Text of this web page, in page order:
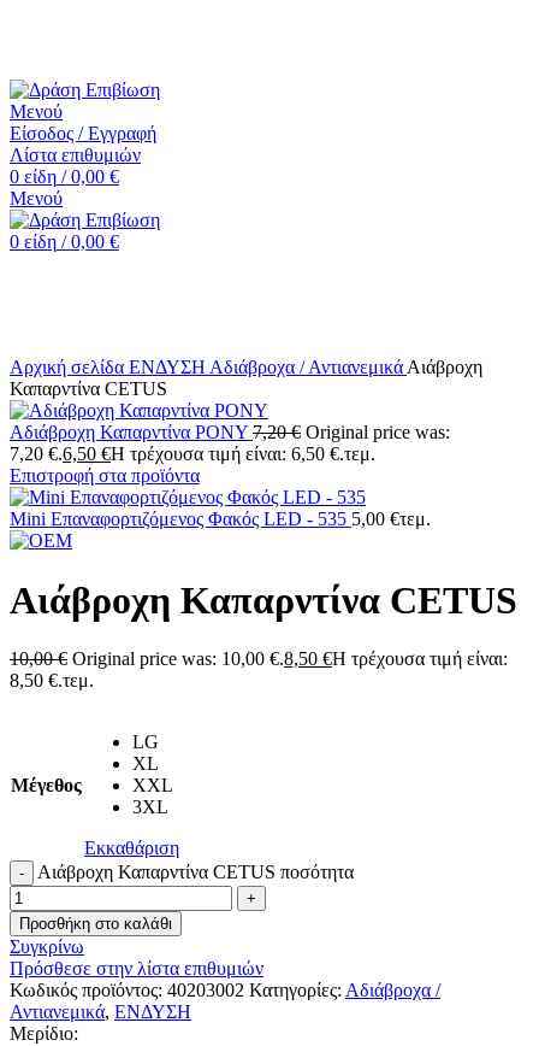
Μενού
Είσοδος / Εγγραφή
Λίστα επιθυμιών
0 είδη / 0,00 €
Μενού
0 είδη / 0,00 €
Αρχική σελίδα ΕΝΔΥΣΗ Αδιάβροχα / Αντιανεμικά Αιάβροχη
Καπαρντίνα CETUS
Αδιάβροχη Καπαρντίνα PONY 7,20€ Original price was:
7,20 €.6,50 €Η τρέχουσα τιμή είναι: 6,50 €.τεμ.
Επιστροφή στα προϊόντα
Mini Επαναφορτιζόμενος Φακός LED - 535 5,00 €τεμ.
Αιάβροχη Καπαρντίνα CETUS
10,00€ Original price was: 10,00 €.8,50 €Η τρέχουσα τιμή είναι:
8,50 €.τεμ.
Μέγεθος
LG
XL
XXL
3XL
Εκκαθάριση
Αιάβροχη Καπαρντίνα CETUS ποσότητα
Προσθήκη στο καλάθι
Συγκρίνω
Πρόσθεσε στην λίστα επιθυμιών
Κωδικός προϊόντος: 40203002 Κατηγορίες: Αδιάβροχα /
Αντιανεμικά, ΕΝΔΥΣΗ
Μερίδιο: